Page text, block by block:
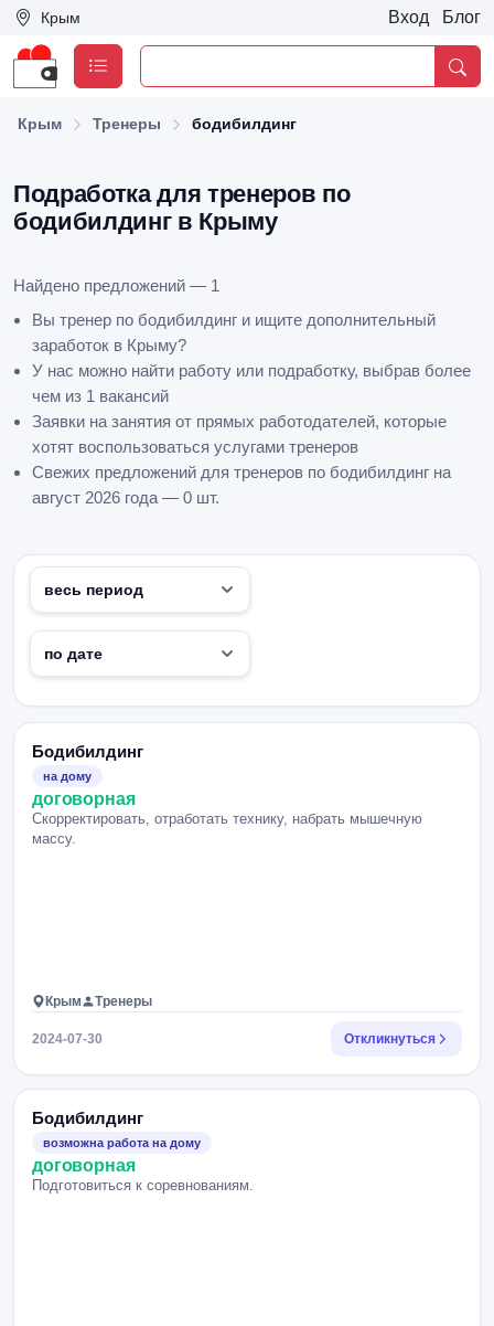
Крым Вход Блог
Крым Тренеры бодибилдинг
Подработка для тренеров по
бодибилдинг в Крыму
Найдено предложений — 1
Вы тренер по бодибилдинг и ищите дополнительный
заработок в Крыму?
У нас можно найти работу или подработку, выбрав более
чем из 1 вакансий
Заявки на занятия от прямых работодателей, которые
хотят воспользоваться услугами тренеров
Свежих предложений для тренеров по бодибилдинг на
август 2026 года — 0 шт.
Бодибилдинг
на дому
договорная
Скорректировать, отработать технику, набрать мышечную
массу.
Крым Тренеры
2024-07-30 Откликнуться
Бодибилдинг
возможна работа на дому
договорная
Подготовиться к соревнованиям.